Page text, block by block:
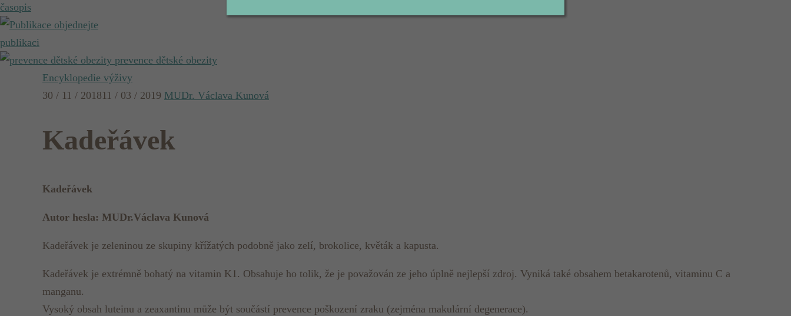
časopis
objednejte
publikaci
prevence dětské obezity
Encyklopedie výživy
30 / 11 / 201811 / 03 / 2019 MUDr. Václava Kunová
Kadeřávek
Kadeřávek
Autor hesla: MUDr.Václava Kunová
Kadeřávek je zeleninou ze skupiny křížatých podobně jako zelí, brokolice, květák a kapusta.
Kadeřávek je extrémně bohatý na vitamin K1. Obsahuje ho tolik, že je považován ze jeho úplně nejlepší zdroj. Vyniká také obsahem betakarotenů, vitaminu C a
manganu.
Vysoký obsah luteinu a zeaxantinu může být součástí prevence poškození zraku (zejména makulární degenerace).